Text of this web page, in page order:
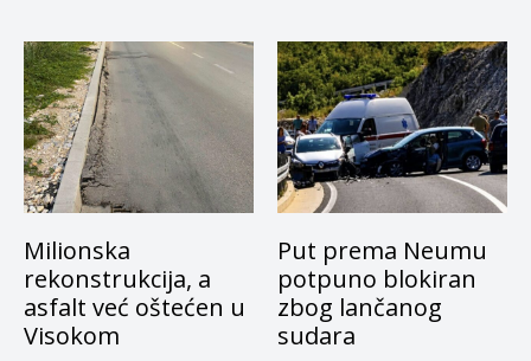
Milionska
rekonstrukcija, a
asfalt već oštećen u
Visokom
Put prema Neumu
potpuno blokiran
zbog lančanog
sudara